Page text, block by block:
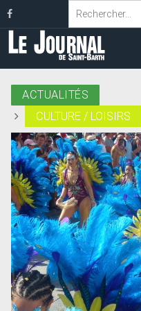
ACTUALITÉS
CULTURE / LOISIRS